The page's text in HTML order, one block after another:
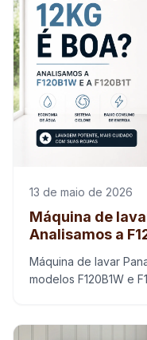
13 de maio de 2026
Máquina de
Analisamos a
Máquina de lavar
modelos F120B1W e